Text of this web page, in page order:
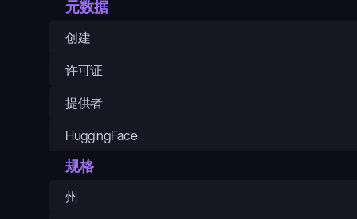
元数据
创建
许可证
提供者
HuggingFace
规格
州